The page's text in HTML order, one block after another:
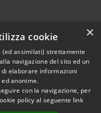
© 2026 • Comune di
Casalgrande • Powered by
×
cookie
(ed assimilati) strettamente
navigazione del sito ed un
elaborare informazioni
anonime.
con la navigazione, per
policy al seguente link